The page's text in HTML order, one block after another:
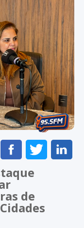
ENVIAR
NO
COMPARTILHAR
NO
FACEBOOK
NO
de